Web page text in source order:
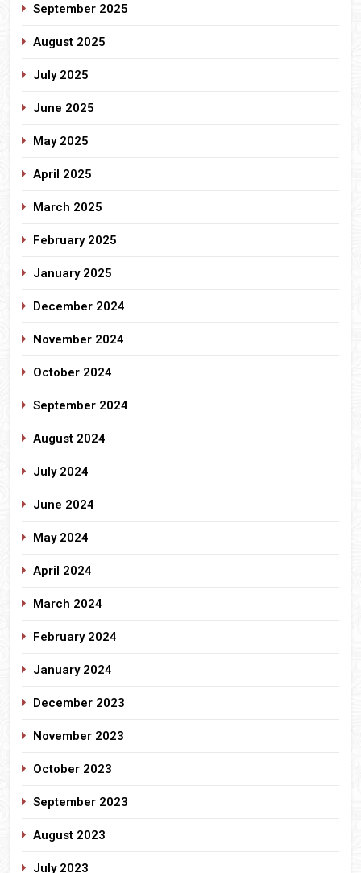
September 2025
August 2025
July 2025
June 2025
May 2025
April 2025
March 2025
February 2025
January 2025
December 2024
November 2024
October 2024
September 2024
August 2024
July 2024
June 2024
May 2024
April 2024
March 2024
February 2024
January 2024
December 2023
November 2023
October 2023
September 2023
August 2023
July 2023